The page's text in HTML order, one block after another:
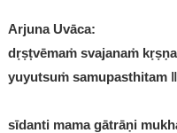
Arjuna Uvāca:
dṛṣṭvēmaṁ svajanaṁ
yuyutsuṁ samupasthitam ǁ
sīdanti mama gātrāṇi